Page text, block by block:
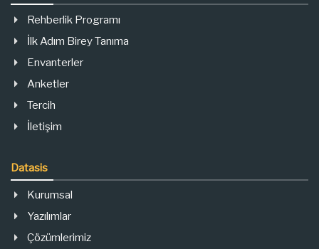
Rehberlik Programı
İlk Adım Birey Tanıma
Envanterler
Anketler
Tercih
İletişim
Datasis
Kurumsal
Yazılımlar
Çözümlerimiz